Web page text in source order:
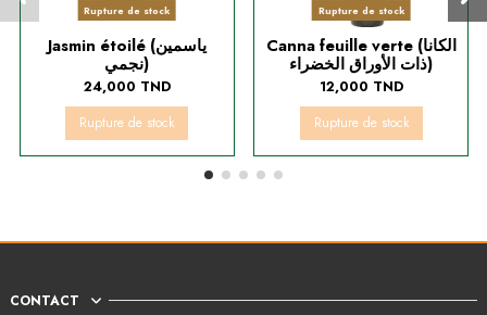
Rupture de stock
Jasmin étoilé (ياسمين
نجمي)
24,000 TND
Rupture de stock
Rupture de stock
Canna feuille verte (الكانا
ذات الأوراق الخضراء)
12,000 TND
Rupture de stock
CONTACT